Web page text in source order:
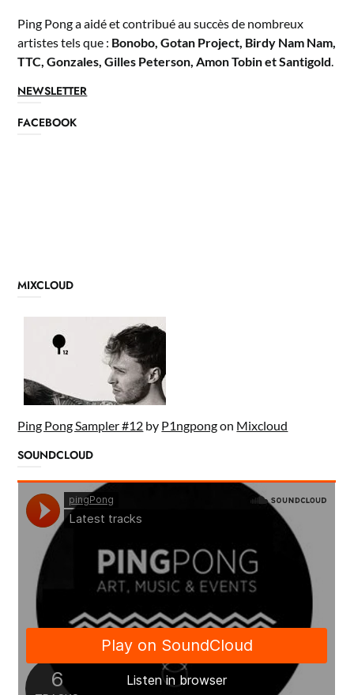
Ping Pong a aidé et contribué au succès de nombreux
artistes tels que : Bonobo, Gotan Project, Birdy Nam Nam,
TTC, Gonzales, Gilles Peterson, Amon Tobin et Santigold
NEWSLETTER
FACEBOOK
MIXCLOUD
Ping Pong Sampler #12 by P1ngpongon Mixcloud
SOUNDCLOUD